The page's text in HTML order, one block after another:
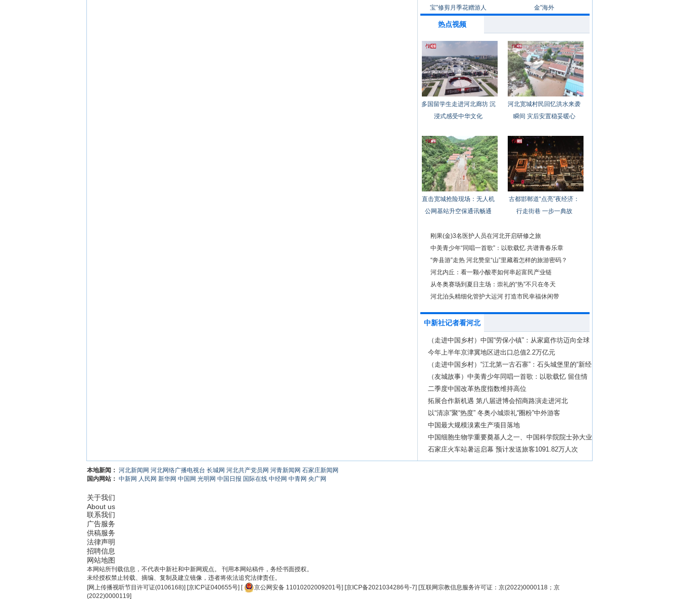
宝”修剪月季花赠游人
金”海外
热点视频
多国留学生走进河北廊坊 沉
浸式感受中华文化
河北宽城村民回忆洪水来袭
瞬间 灾后安置稳妥暖心
直击宽城抢险现场：无人机
公网基站升空保通讯畅通
古都邯郸道“点亮”夜经济：
行走街巷 一步一典故
刚果(金)3名医护人员在河北开启研修之旅
中美青少年“同唱一首歌”：以歌载忆 共谱青春乐章
“奔县游”走热 河北赞皇“山”里藏着怎样的旅游密码？
河北内丘：看一颗小酸枣如何串起富民产业链
从冬奥赛场到夏日主场：崇礼的“热”不只在冬天
河北泊头精细化管护大运河 打造市民幸福休闲带
中新社记者看河北
（走进中国乡村）中国“劳保小镇”：从家庭作坊迈向全球
品牌
今年上半年京津冀地区进出口总值2.2万亿元
（走进中国乡村）“江北第一古石寨”：石头城堡里的“新经
济”
（友城故事）中美青少年同唱一首歌：以歌载忆 留住情
缘
二季度中国改革热度指数维持高位
拓展合作新机遇 第八届进博会招商路演走进河北
以“清凉”聚“热度” 冬奥小城崇礼“圈粉”中外游客
中国最大规模溴素生产项目落地
中国细胞生物学重要奠基人之一、中国科学院院士孙大业
逝世
石家庄火车站暑运启幕 预计发送旅客1091.82万人次
本地新闻： 河北新闻网 河北网络广播电视台 长城网 河北共产党员网 河青新闻网 石家庄新闻网
国内网站： 中新网 人民网 新华网 中国网 光明网 中国日报 国际在线 中经网 中青网 央广网
关于我们
About us
联系我们
广告服务
供稿服务
法律声明
招聘信息
网站地图
本网站所刊载信息，不代表中新社和中新网观点。 刊用本网站稿件，务经书面授权。
未经授权禁止转载、摘编、复制及建立镜像，违者将依法追究法律责任。
[网上传播视听节目许可证(0106168)] [京ICP证040655号] [ 京公网安备 11010202009201号] [京ICP备2021034286号-7] [互联网宗教信息服务许可证：京(2022)0000118；京
(2022)0000119]